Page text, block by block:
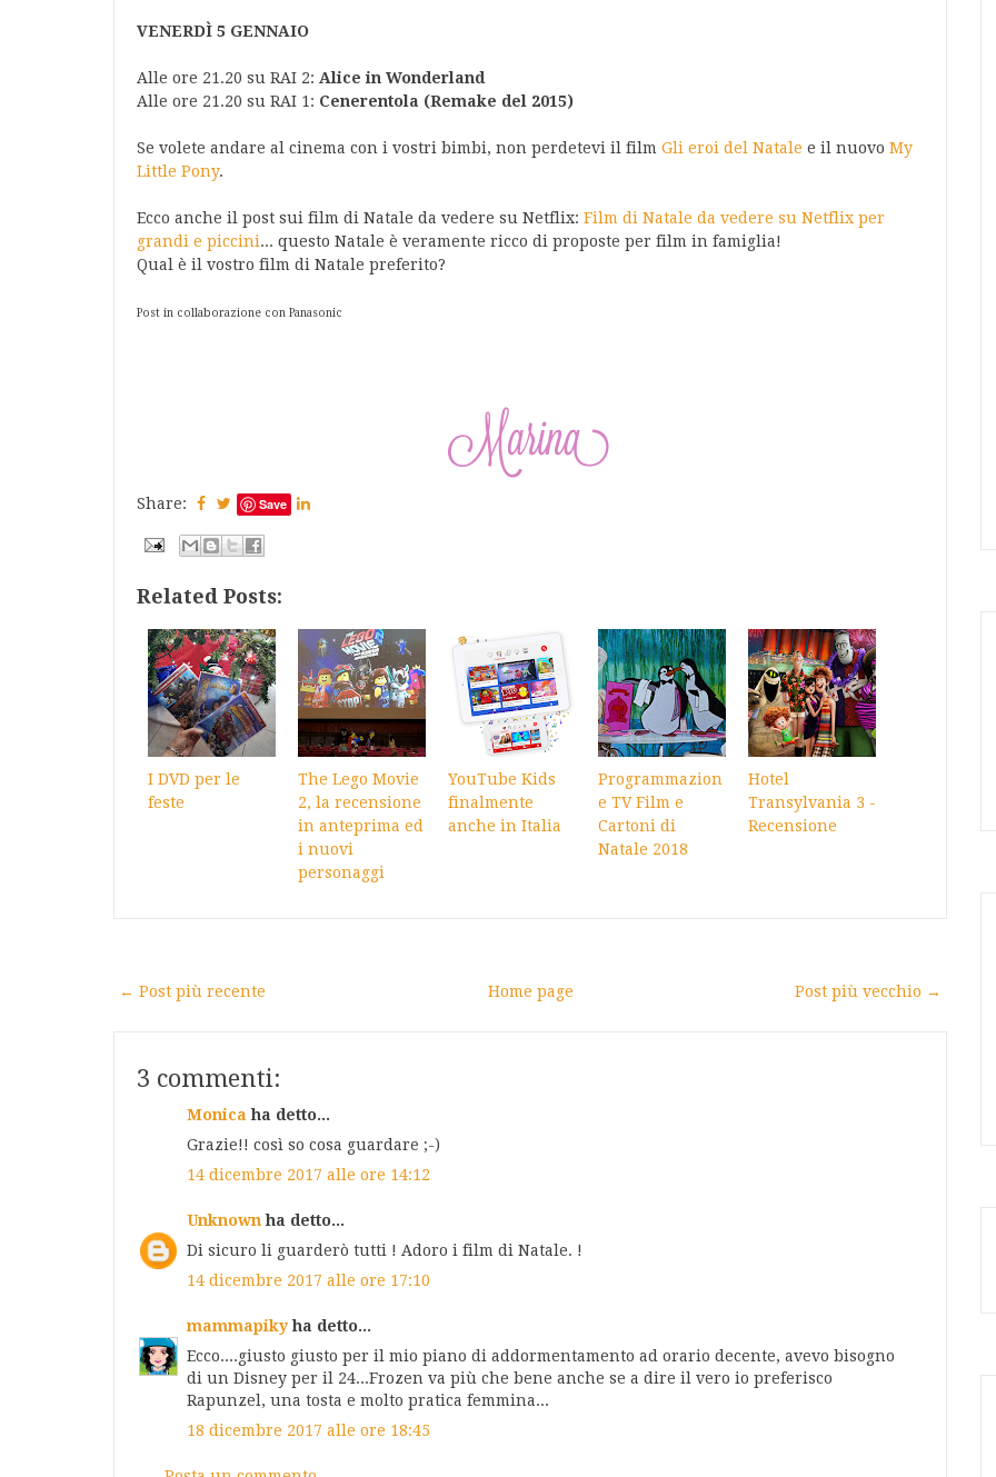
VENERDÌ 5 GENNAIO
Alle ore 21.20 su RAI 2: Alice in Wonderland
Alle ore 21.20 su RAI 1: Cenerentola (Remake del 2015)
Se volete andare al cinema con i vostri bimbi, non perdetevi il film Gli eroi del Natale e il nuovo My
Little Pony.
Ecco anche il post sui film di Natale da vedere su Netflix: Film di Natale da vedere su Netflix per
grandi e piccini... questo Natale è veramente ricco di proposte per film in famiglia!
Qual è il vostro film di Natale preferito?
Post in collaborazione con Panasonic
Share: Save
Related Posts:
I DVD per le
feste
The Lego Movie
2, la recensione
in anteprima ed
i nuovi
personaggi
YouTube Kids
finalmente
anche in Italia
Programmazion
e TV Film e
Cartoni di
Natale 2018
Hotel
Transylvania 3 -
Recensione
← Post più recente Post più vecchio →
Home page
3 commenti:
Monica ha detto...
Grazie!! così so cosa guardare ;-)
14 dicembre 2017 alle ore 14:12
Unknown ha detto...
Di sicuro li guarderò tutti ! Adoro i film di Natale. !
14 dicembre 2017 alle ore 17:10
mammapikyha detto...
Ecco....giusto giusto per il mio piano di addormentamento ad orario decente, avevo bisogno
di un Disney per il 24...Frozen va più che bene anche se a dire il vero io preferisco
Rapunzel, una tosta e molto pratica femmina...
18 dicembre 2017 alle ore 18:45